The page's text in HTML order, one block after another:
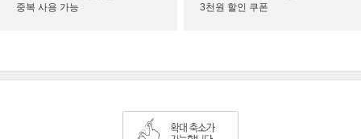
중복 사용 가능
3천원 할인 쿠폰